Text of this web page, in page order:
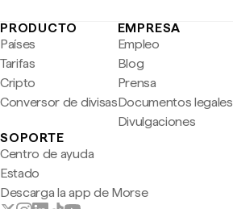
PRODUCTO
Países
Tarifas
Cripto
Conversor de divisas
EMPRESA
Empleo
Blog
Prensa
Documentos legales
Divulgaciones
SOPORTE
Centro de ayuda
Estado
Descarga la app de Morse